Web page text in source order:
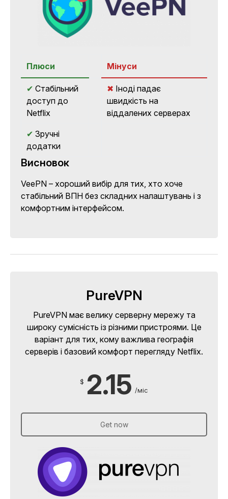
Плюси Мінуси
✔ Стабільний
доступ до
Netflix
✖ Іноді падає
швидкість на
віддалених серверах
✔ Зручні
додатки
Висновок
VeePN – хороший вибір для тих, хто хоче
стабільний ВПН без складних налаштувань і з
комфортним інтерфейсом.
PureVPN
PureVPN має велику серверну мережу та
широку сумісність із різними пристроями. Це
варіант для тих, кому важлива географія
серверів і базовий комфорт перегляду Netflix.
$ 2.15 /міс
Get now